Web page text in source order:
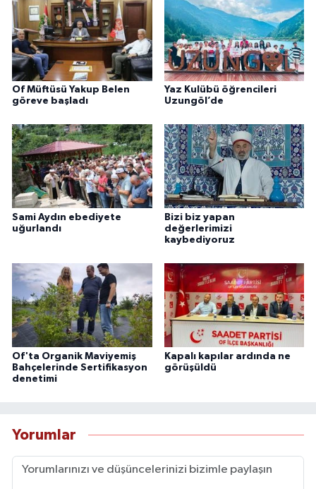
Of Müftüsü Yakup Belen
göreve başladı
Yaz Kulübü öğrencileri
Uzungöl’de
Sami Aydın ebediyete
uğurlandı
Bizi biz yapan
değerlerimizi
kaybediyoruz
Of'ta Organik Maviyemiş
Bahçelerinde Sertifikasyon
denetimi
Kapalı kapılar ardında ne
görüşüldü
Yorumlar